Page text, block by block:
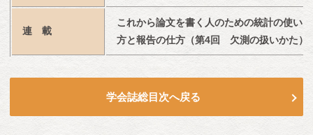
連　載
これから論文を書く人のための統計の使い
方と報告の仕方（第4回　欠測の扱いかた）
学会誌総目次へ戻る